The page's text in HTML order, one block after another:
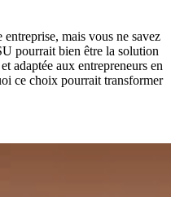
mais vous ne savez
pourrait bien être la solution
adaptée aux entrepreneurs en
ce choix pourrait transformer